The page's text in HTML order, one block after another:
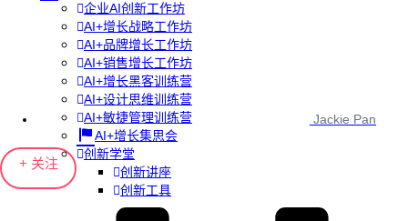
企业AI创新工作坊
AI+增长战略工作坊
AI+品牌增长工作坊
AI+销售增长工作坊
AI+增长黑客训练营
AI+设计思维训练营
AI+敏捷管理训练营
AI+增长集思会
创新学堂
创新讲座
创新工具
Jackie Pan
+ 关注